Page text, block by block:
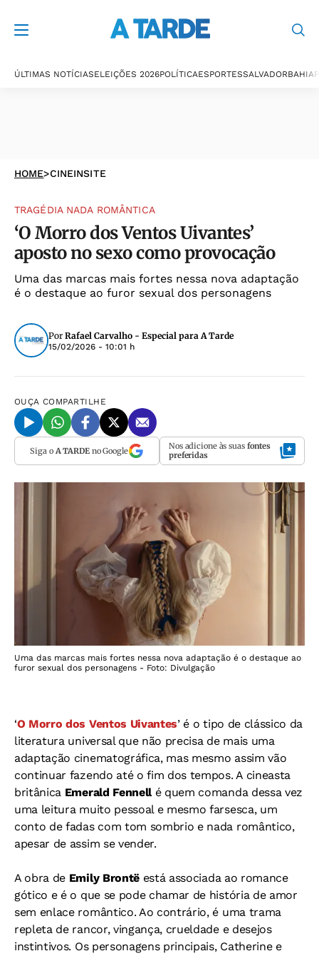
ÚLTIMAS NOTÍCIASELEIÇÕES 2026POLÍTICAESPORTESSALVADORBAHIA
HOME>CINEINSITE
TRAGÉDIA NADA ROMÂNTICA
‘O Morro dos Ventos Uivantes’
aposto no sexo como provocação
Uma das marcas mais fortes nessa nova adaptação
é o destaque ao furor sexual dos personagens
Por Rafael Carvalho - Especial para A Tarde
15/02/2026 - 10:01 h
OUÇA COMPARTILHE
Siga o A TARDEno Google Nos adicione às suas fontes
preferidas
Uma das marcas mais fortes nessa nova adaptação é o destaque ao
furor sexual dos personagens - Foto: Divulgação
‘O Morro dos Ventos Uivantes’ é o tipo de clássico da
literatura universal que não precisa de mais uma
adaptação cinematográfica, mas mesmo assim vão
continuar fazendo até o fim dos tempos. A cineasta
britânica Emerald Fennellé quem comanda dessa vez
uma leitura muito pessoal e mesmo farsesca, um
conto de fadas com tom sombrio e nada romântico,
apesar de assim se vender.
A obra de Emily Brontëestá associada ao romance
gótico e é o que se pode chamar de história de amor
sem enlace romântico. Ao contrário, é uma trama
repleta de rancor, vingança, crueldade e desejos
instintivos. Os personagens principais, Catherine e